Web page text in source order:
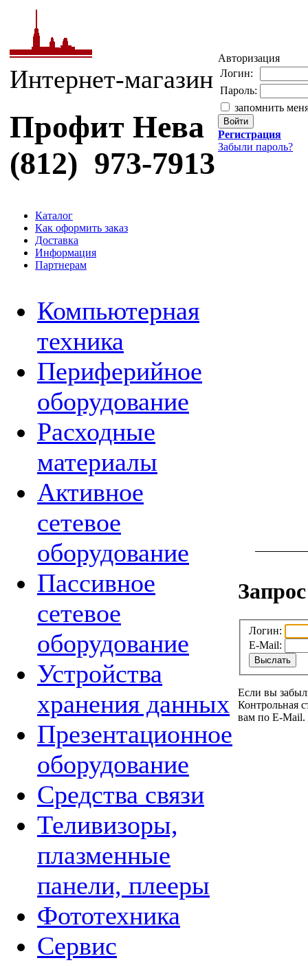
Интернет-магазин
Профит Нева
(812) 973-7913
Авторизация
Логин:
Пароль:
запомнить
Регистрация
Забыли пароль?
Каталог
Как оформить заказ
Доставка
Информация
Партнерам
Компьютерная
техника
Периферийное
оборудование
Расходные
материалы
Активное
сетевое
оборудование
Пассивное
сетевое
оборудование
Устройства
хранения данных
Презентационное
оборудование
Средства связи
Теливизоры,
плазменные
панели, плееры
Фототехника
Сервис
Логин:
E-Mail:
Если вы
Контрольная
вам по E-Mail.